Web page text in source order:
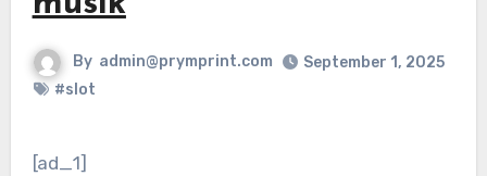
By admin@prymprint.com
September 1, 2025
#slot
[ad_1]